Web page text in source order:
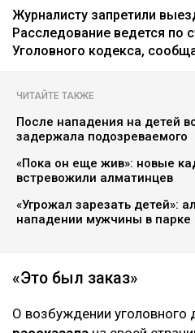
Журналисту запретили
Расследование ведется по
Уголовного кодекса,
ЧИТАЙТЕ ТАКЖЕ
После нападения на детей
задержала подозреваемого
«Пока он еще жив»: новые
встревожили алматинцев
«Угрожал зарезать детей»:
нападении мужчины в парке
«Это был заказ»
О возбуждении уголовного